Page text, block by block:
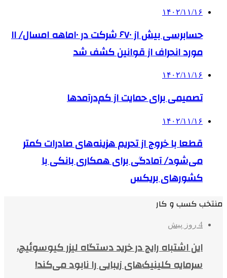
۱۴۰۲/۱۱/۱۶
حسابرسی بیش از ۶۷۰ شرکت در ۱۰ماهه امسال/ ۱۱
مورد انحراف از قوانین کشف شد
۱۴۰۲/۱۱/۱۶
تصمیمی برای حمایت از کم‌درآمدها
۱۴۰۲/۱۱/۱۶
قطعا با خروج از تحریم هزینه‌های صادرات کمتر
می‌شود/ آمادگی برای همکاری بانکی با
کشورهای بریکس
منتخب کسب و کار
4 روز پیش
این اشتباه رایج در خرید دستگاه لیزر کیوسوئیچ،
سرمایه کلینیک‌های زیبایی را نابود می‌کند!